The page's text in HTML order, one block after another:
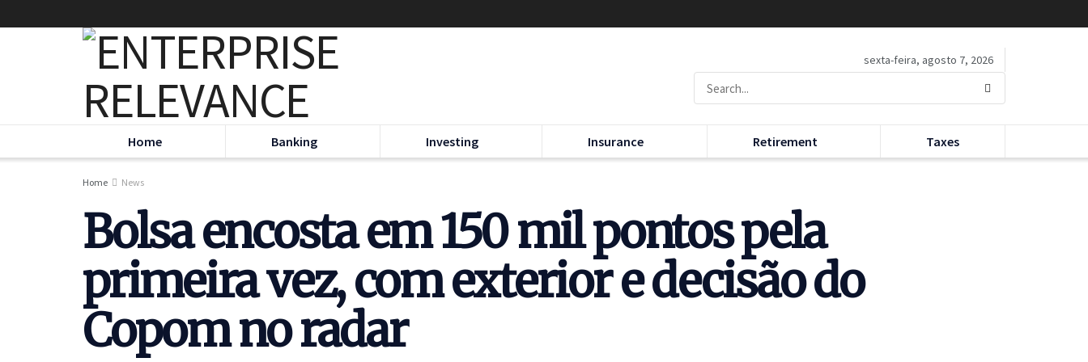
sexta-feira, agosto 7, 2026
Home Banking Investing Insurance Retirement Taxes
Home News
Bolsa encosta em 150 mil pontos pela
primeira vez, com exterior e decisão do
Copom no radar